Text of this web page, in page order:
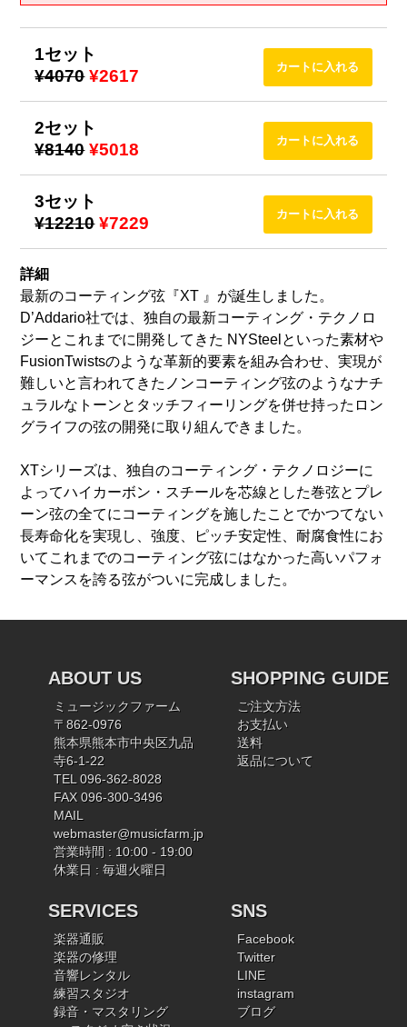
1セット
¥4070 ¥2617
2セット
¥8140 ¥5018
3セット
¥12210 ¥7229
詳細
最新のコーティング弦『XT 』が誕生しました。
D’Addario社では、独自の最新コーティング・テクノロ
ジーとこれまでに開発してきた NYSteelといった素材や
FusionTwistsのような革新的要素を組み合わせ、実現が
難しいと言われてきたノンコーティング弦のようなナチ
ュラルなトーンとタッチフィーリングを併せ持ったロン
グライフの弦の開発に取り組んできました。
XTシリーズは、独自のコーティング・テクノロジーに
よってハイカーボン・スチールを芯線とした巻弦とプレ
ーン弦の全てにコーティングを施したことでかつてない
長寿命化を実現し、強度、ピッチ安定性、耐腐食性にお
いてこれまでのコーティング弦にはなかった高いパフォ
ーマンスを誇る弦がついに完成しました。
ABOUT US
ミュージックファーム
〒862-0976
熊本県熊本市中央区九品
寺6-1-22
TEL 096-362-8028
FAX 096-300-3496
MAIL
webmaster@musicfarm.jp
営業時間 : 10:00 - 19:00
休業日 : 毎週火曜日
SHOPPING GUIDE
ご注文方法
お支払い
送料
返品について
SERVICES
楽器通販
楽器の修理
音響レンタル
練習スタジオ
録音・マスタリング
SNS
Facebook
Twitter
LINE
instagram
ブログ